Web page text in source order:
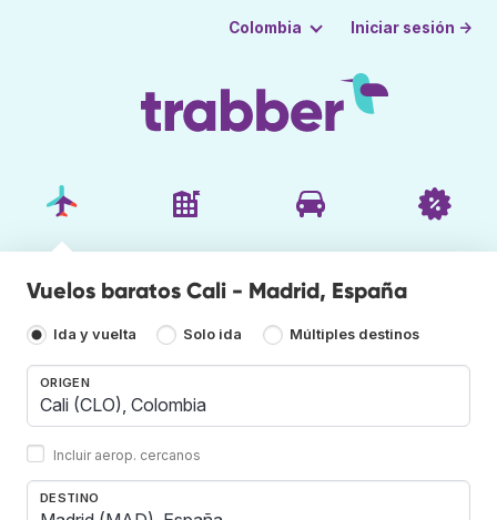
Colombia Iniciar sesión →
Vuelos baratos Cali - Madrid, España
Ida y vuelta Solo ida Múltiples destinos
ORIGEN
Incluir aerop. cercanos
DESTINO